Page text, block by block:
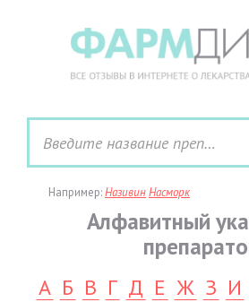
Например:НазивинНасморк
Алфавитный
А Б В Г Д Е Ж З И